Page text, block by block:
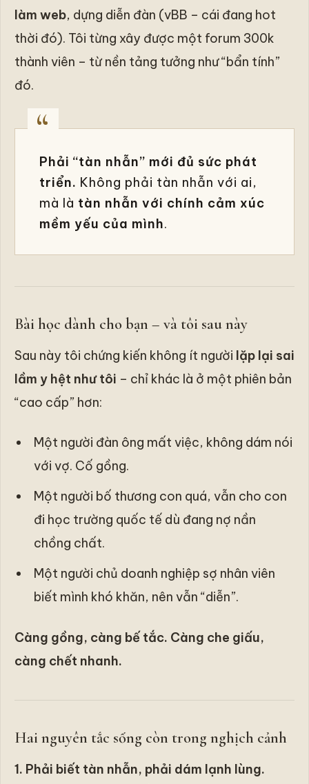
làm web, dựng diễn đàn (vBB – cái đang hot
thời đó). Tôi từng xây được một forum 300k
thành viên – từ nền tảng tưởng như “bẩn tính”
đó.
Phải “tàn nhẫn” mới đủ sức phát
triển. Không phải tàn nhẫn với ai,
mà là tàn nhẫn với chính cảm xúc
mềm yếu của mình.
Bài học dành cho bạn – và tôi sau này
Sau này tôi chứng kiến không ít người lặp lại sai
lầm y hệt như tôi – chỉ khác là ở một phiên bản
“cao cấp” hơn:
Một người đàn ông mất việc, không dám nói
với vợ. Cố gồng.
Một người bố thương con quá, vẫn cho con
đi học trường quốc tế dù đang nợ nần
chồng chất.
Một người chủ doanh nghiệp sợ nhân viên
biết mình khó khăn, nên vẫn “diễn”.
Càng gồng, càng bế tắc. Càng che giấu,
càng chết nhanh.
Hai nguyên tắc sống còn trong nghịch cảnh
1. Phải biết tàn nhẫn, phải dám lạnh lùng.